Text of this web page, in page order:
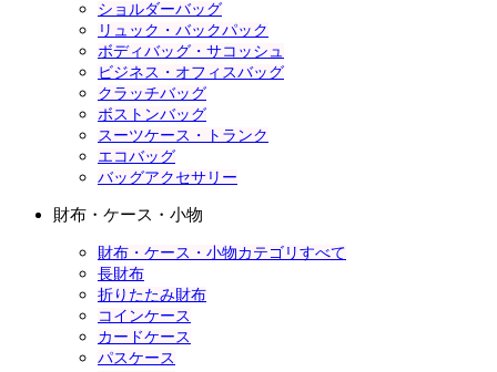
ショルダーバッグ
リュック・バックパック
ボディバッグ・サコッシュ
ビジネス・オフィスバッグ
クラッチバッグ
ボストンバッグ
スーツケース・トランク
エコバッグ
バッグアクセサリー
財布・ケース・小物
財布・ケース・小物カテゴリすべて
長財布
折りたたみ財布
コインケース
カードケース
パスケース